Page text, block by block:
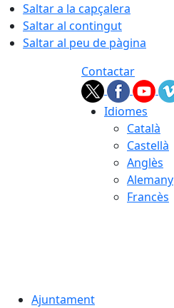
Saltar a la capçalera
Saltar al contingut
Saltar al peu de pàgina
Contactar
Idiomes
Català
Castellà
Anglès
Alemany
Francès
Ajuntament